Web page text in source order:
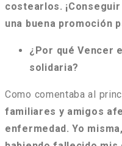
costearlos.
una buena promoción
¿Por qué Vencer
solidaria?
Como comentaba al
familiares y amigos
enfermedad. Yo